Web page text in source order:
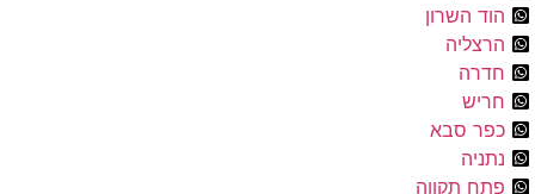
הוד השרון
הרצליה
חדרה
חריש
כפר סבא
נתניה
פתח תקווה